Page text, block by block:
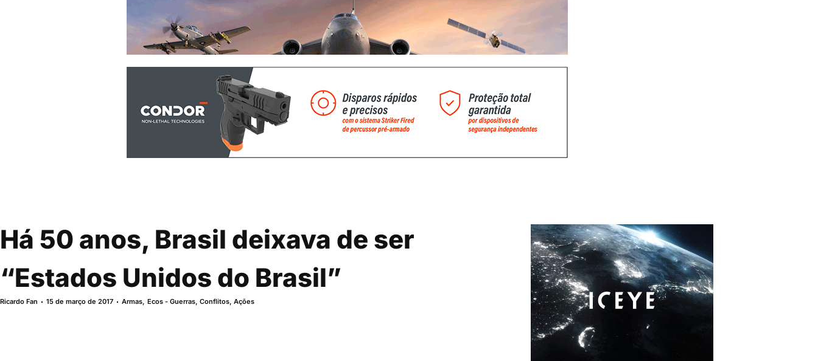
Há 50 anos, Brasil deixava de ser
“Estados Unidos do Brasil”
Ricardo Fan 15 de março de 2017 Armas,Ecos - Guerras, Conflitos, Ações